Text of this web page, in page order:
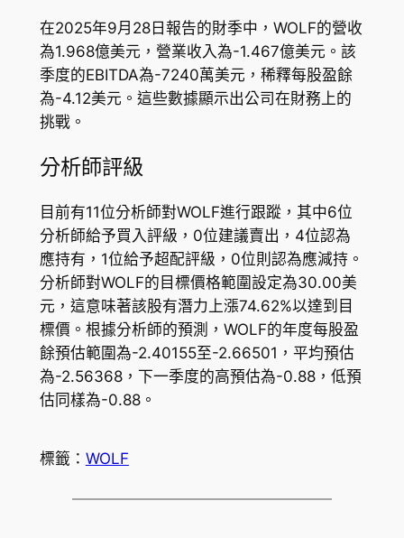
在2025年9月28日報告的財季中，WOLF的營收
為1.968億美元，營業收入為-1.467億美元。該
季度的EBITDA為-7240萬美元，稀釋每股盈餘
為-4.12美元。這些數據顯示出公司在財務上的
挑戰。
分析師評級
目前有11位分析師對WOLF進行跟蹤，其中6位
分析師給予買入評級，0位建議賣出，4位認為
應持有，1位給予超配評級，0位則認為應減持。
分析師對WOLF的目標價格範圍設定為30.00美
元，這意味著該股有潛力上漲74.62%以達到目
標價。根據分析師的預測，WOLF的年度每股盈
餘預估範圍為-2.40155至-2.66501，平均預估
為-2.56368，下一季度的高預估為-0.88，低預
估同樣為-0.88。
標籤： WOLF